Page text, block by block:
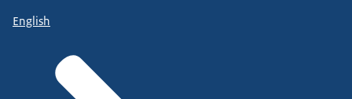
English